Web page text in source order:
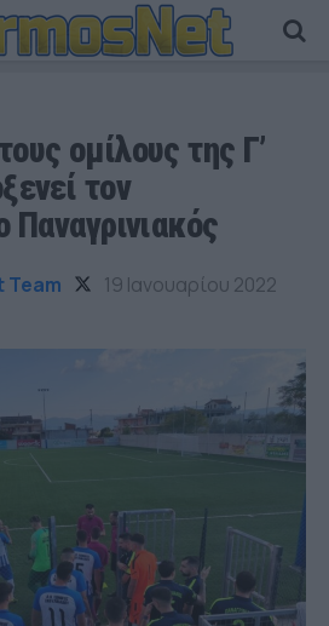
ομίλους της Γ’
τον
Παναγρινιακός
Team 19 Ιανουαρίου 2022